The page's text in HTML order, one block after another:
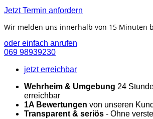
Jetzt Termin anfordern
Wir melden uns innerhalb von 15 Minuten
oder einfach anrufen
069 98939230
jetzt erreichbar
Wehrheim & Umgebung 24
erreichbar
1A Bewertungen von unseren
Transparent & seriös - Ohne